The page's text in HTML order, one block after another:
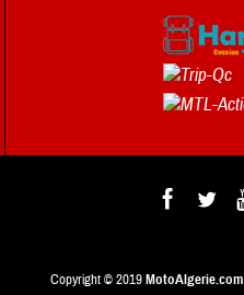
Copyright © 2019MotoAlgerie.com